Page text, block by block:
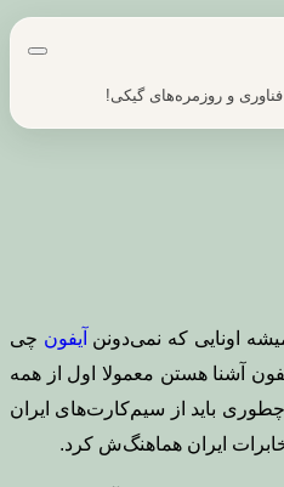
و روزمره‌های گیکی!
اونایی که نمی‌دونن آیفون چی
آشنا هستن معمولا اول از همه
باید از سیم‌کارت‌های ایران
ایران هماهنگ‌ش کرد.